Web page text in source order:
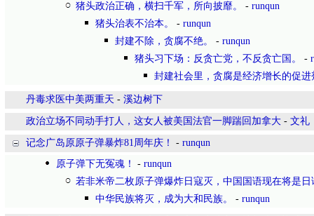
猪头政治正确，横扫千军，所向披靡。
- runqun
猪头治表不治本。
- runqun
封建不除，贪腐不绝。
- runqun
猪头习下场：反贪亡党，不反贪亡国。
-
封建社会里，贪腐是经济增长的促
丹毒求医中美两重天 - 溪边树下
政治立场不同动手打人，这女人被美国法官一脚踹回加拿大 - 文礼
记念广岛原原子弹暴炸81周年庆！ - runqun
原子弹下无冤魂！
- runqun
若非米帝二枚原子弹爆炸日寇灭，中国国语现在将是日
中华民族将灭，成为大和民族。
- runqun